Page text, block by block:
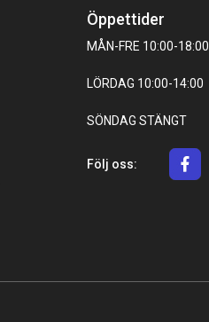
Öppettider
MÅN-FRE 10:00-18:00
LÖRDAG 10:00-14:00
SÖNDAG STÄNGT
Följ oss: